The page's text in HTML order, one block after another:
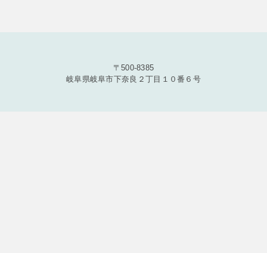
〒500-8385
岐阜県岐阜市下奈良２丁目１０番６号